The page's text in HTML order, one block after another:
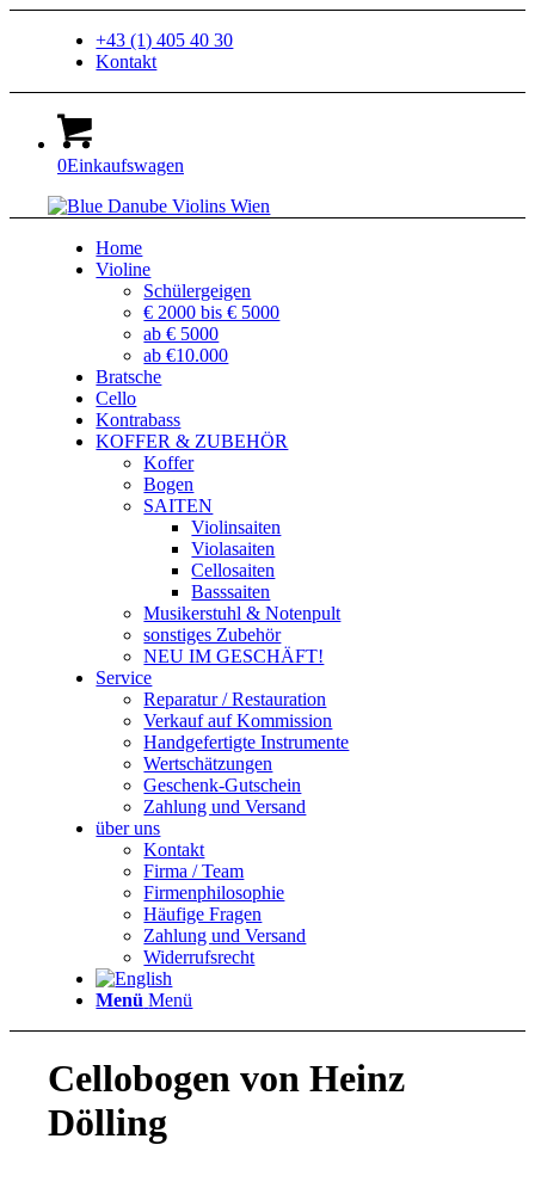
+43 (1) 405 40 30
Kontakt
0Einkaufswagen
Home
Violine
Schülergeigen
€ 2000 bis € 5000
ab € 5000
ab €10.000
Bratsche
Cello
Kontrabass
KOFFER & ZUBEHÖR
Koffer
Bogen
SAITEN
Violinsaiten
Violasaiten
Cellosaiten
Basssaiten
Musikerstuhl & Notenpult
sonstiges Zubehör
NEU IM GESCHÄFT!
Service
Reparatur / Restauration
Verkauf auf Kommission
Handgefertigte Instrumente
Wertschätzungen
Geschenk-Gutschein
Zahlung und Versand
über uns
Kontakt
Firma / Team
Firmenphilosophie
Häufige Fragen
Zahlung und Versand
Widerrufsrecht
Menü Menü
Cellobogen von Heinz
Dölling